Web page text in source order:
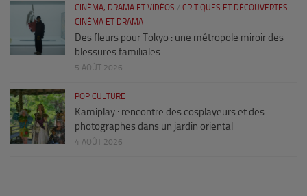
CINÉMA, DRAMA ET VIDÉOS / CRITIQUES ET DÉCOUVERTES
CINÉMA ET DRAMA
Des fleurs pour Tokyo : une métropole miroir des
blessures familiales
5 AOÛT 2026
POP CULTURE
Kamiplay : rencontre des cosplayeurs et des
photographes dans un jardin oriental
4 AOÛT 2026